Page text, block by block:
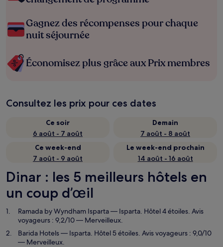
Gagnez des récompenses pour chaque
nuit séjournée
Économisez plus grâce aux Prix membres
Consultez les prix pour ces dates
Ce soir
6 août - 7 août
Demain
7 août - 8 août
Ce week-end
7 août - 9 août
Le week-end prochain
14 août - 16 août
Dinar : les 5 meilleurs hôtels en
un coup d’œil
Ramada by Wyndham Isparta— Isparta. Hôtel 4 étoiles. Avis
voyageurs : 9,2/10 — Merveilleux.
Barida Hotels— Isparta. Hôtel 5 étoiles. Avis voyageurs : 9,0/10
— Merveilleux.